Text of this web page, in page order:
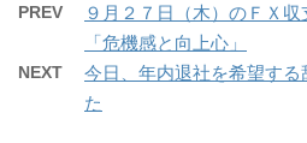
PREV
９月２７日（木）のＦＸ
「危機感と向上心」
NEXT
今日、年内退社を希望す
た